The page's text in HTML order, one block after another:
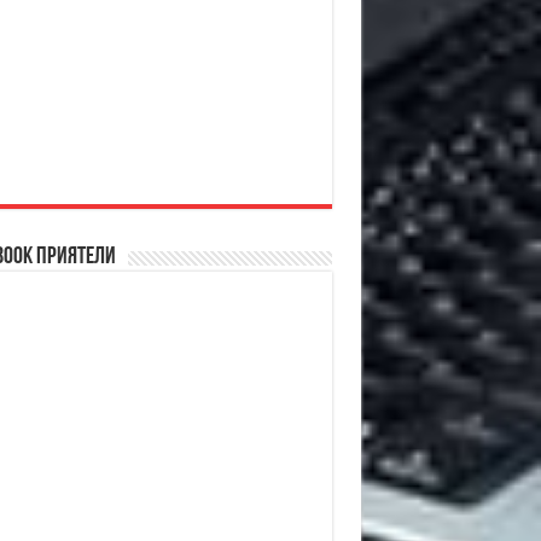
Приятели